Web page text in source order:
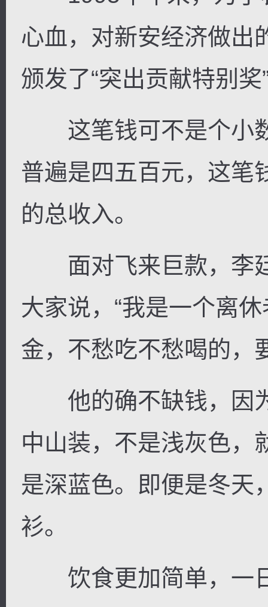
心血，对新安经济做出
颁发了“突出贡献特别
这笔钱可不是个小
普遍是四五百元，这笔
的总收入。
面对飞来巨款，李
大家说，“我是一个离
金，不愁吃不愁喝的，
他的确不缺钱，因
中山装，不是浅灰色，
是深蓝色。即便是冬天
衫。
饮食更加简单，一